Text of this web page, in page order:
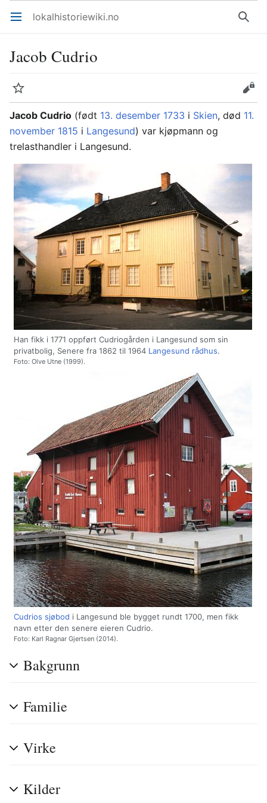
Åpne hovedmenyen lokalhistoriewiki.no Søk
Jacob Cudrio
Overvåk
Rediger
Jacob Cudrio (født 13. desember 1733 i Skien, død 11.
november 1815 i Langesund) var kjøpmann og
trelasthandler i Langesund.
Han fikk i 1771 oppført Cudriogården i Langesund som sin
privatbolig, Senere fra 1862 til 1964 Langesund rådhus.
Foto: Olve Utne (1999).
Cudrios sjøbod i Langesund ble bygget rundt 1700, men fikk
navn etter den senere eieren Cudrio.
Foto: Karl Ragnar Gjertsen (2014).
Bakgrunn
Familie
Virke
Kilder